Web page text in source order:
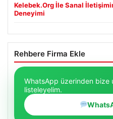
Kelebek.Org İle Sanal
Deneyimi
Rehbere Firma Ekle
WhatsApp üzerinden bize
listeleyelim.